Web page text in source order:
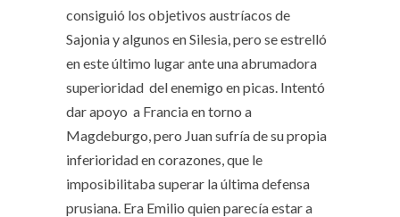
consiguió los objetivos austríacos de
Sajonia y algunos en Silesia, pero se estrelló
en este último lugar ante una abrumadora
superioridad del enemigo en picas. Intentó
dar apoyo a Francia en torno a
Magdeburgo, pero Juan sufría de su propia
inferioridad en corazones, que le
imposibilitaba superar la última defensa
prusiana. Era Emilio quien parecía estar a